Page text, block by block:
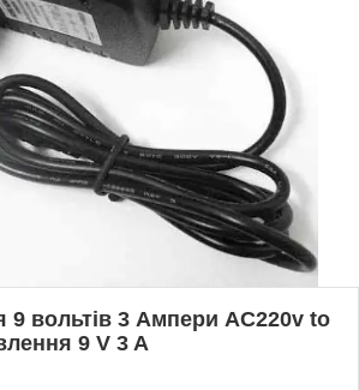
9 вольтів 3 Ампери AC220v to
9 V 3 A